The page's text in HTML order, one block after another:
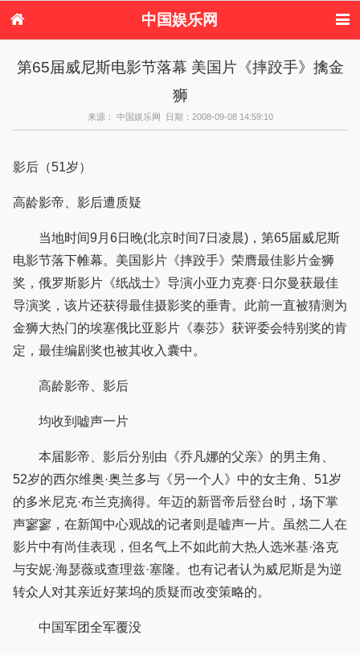
中国娱乐网
港台娱乐
日本娱乐 韩国娱乐
欧美娱乐
港台明星八卦
日本韩国明星
欧美明星八卦
第65届威尼斯电影节落幕 美国片《摔跤手》擒金
狮
来源： 中国娱乐网 日期：2008-09-08 14:59:10
影后（51岁）
高龄影帝、影后遭质疑
当地时间9月6日晚(北京时间7日凌晨)，第65届威尼斯
电影节落下帷幕。美国影片《摔跤手》荣膺最佳影片金狮
奖，俄罗斯影片《纸战士》导演小亚力克赛·日尔曼获最佳
导演奖，该片还获得最佳摄影奖的垂青。此前一直被猜测为
金狮大热门的埃塞俄比亚影片《泰莎》获评委会特别奖的肯
定，最佳编剧奖也被其收入囊中。
高龄影帝、影后
均收到嘘声一片
本届影帝、影后分别由《乔凡娜的父亲》的男主角、
52岁的西尔维奥·奥兰多与《另一个人》中的女主角、51岁
的多米尼克·布兰克摘得。年迈的新晋帝后登台时，场下掌
声寥寥，在新闻中心观战的记者则是嘘声一片。虽然二人在
影片中有尚佳表现，但名气上不如此前大热人选米基·洛克
与安妮·海瑟薇或查理兹·塞隆。也有记者认为威尼斯是为逆
转众人对其亲近好莱坞的质疑而改变策略的。
中国军团全军覆没